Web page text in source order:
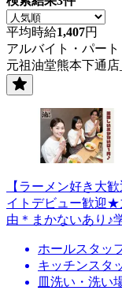
平均時給1,407円
アルバイト・パート
元祖油堂熊本下通店
【ラーメン好き大
イトデビュー歓迎★
由＊まかないあり♪
ホールスタッ
キッチンスタ
皿洗い・洗い